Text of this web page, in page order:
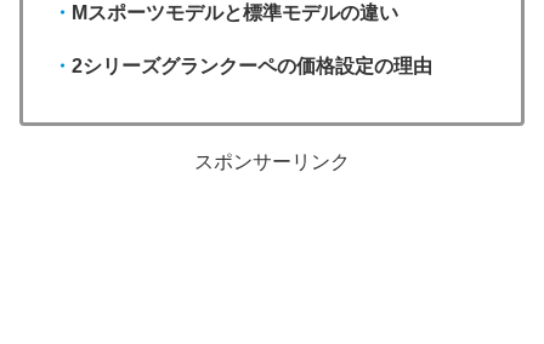
・ Mスポーツモデルと標準モデルの違い
・ 2シリーズグランクーペの価格設定の理由
スポンサーリンク